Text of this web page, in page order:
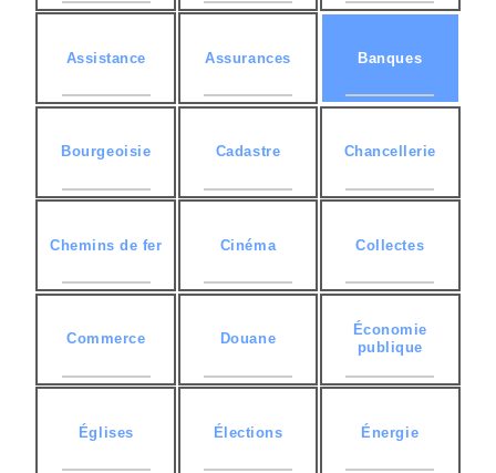
Assistance Assurances Banques
Bourgeoisie Cadastre Chancellerie
Chemins de fer Cinéma Collectes
Commerce Douane
Économie
publique
Églises Élections Énergie